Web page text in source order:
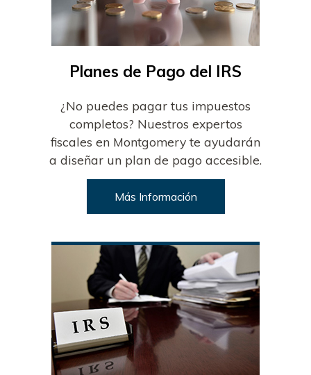
Planes de Pago del IRS
¿No puedes pagar tus impuestos
completos? Nuestros expertos
fiscales en Montgomery te ayudarán
a diseñar un plan de pago accesible.
Más Información